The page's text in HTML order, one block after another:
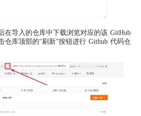
在导入的仓库中下载浏览对应的该 GitHub
仓库顶部的“刷新”按钮进行 Github 代码仓